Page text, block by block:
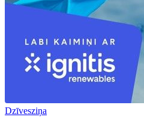
Dzīvesziņa